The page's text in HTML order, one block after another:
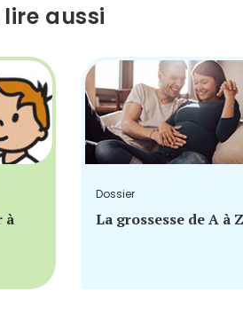
lire aussi
à
Dossier
La grossesse de A à Z